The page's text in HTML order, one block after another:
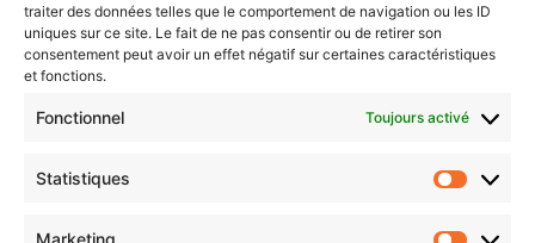
traiter des données telles que le comportement de navigation ou les ID
uniques sur ce site. Le fait de ne pas consentir ou de retirer son
consentement peut avoir un effet négatif sur certaines caractéristiques
et fonctions.
Fonctionnel Toujours activé
Statistiques
Marketing
Choisissez : matin, soir ou hebdo ?
votre